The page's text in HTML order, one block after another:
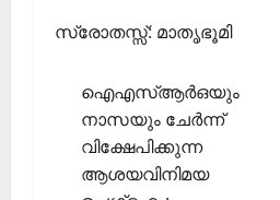
സ്രോതസ്സ്: മാതൃഭൂമി
ഐഎസ്ആര്‍ഒയും
നാസയും ചേര്‍ന്ന്
വിക്ഷേപിക്കുന്ന
ആശയവിനിമയ